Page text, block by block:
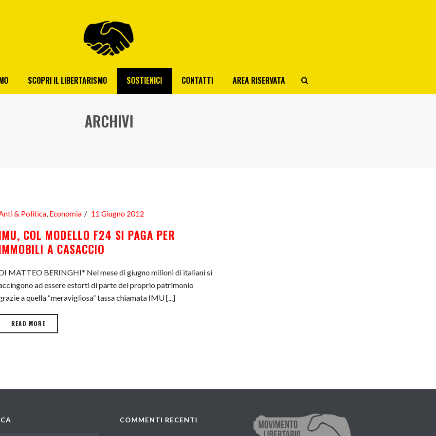
SCOPRI IL LIBERTARISMO SOSTIENICI CONTATTI AREA RISERVATA
ARCHIVI
& Politica, Economia 11 Giugno 2012
COL MODELLO F24 SI PAGA PER
A CASACCIO
MATTEO BERINGHI* Nel mese di giugno milioni di italiani si
ad essere estorti di parte del proprio patrimonio
a quella “meravigliosa” tassa chiamata IMU [...]
READ MORE
COMMENTI RECENTI